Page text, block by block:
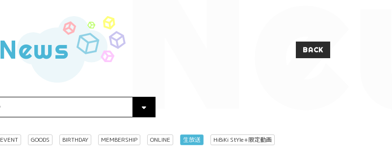
News BACK
EVENT GOODS BIRTHDAY MEMBERSHIP ONLINE 生放送 HiBiKi StYle+限定動画